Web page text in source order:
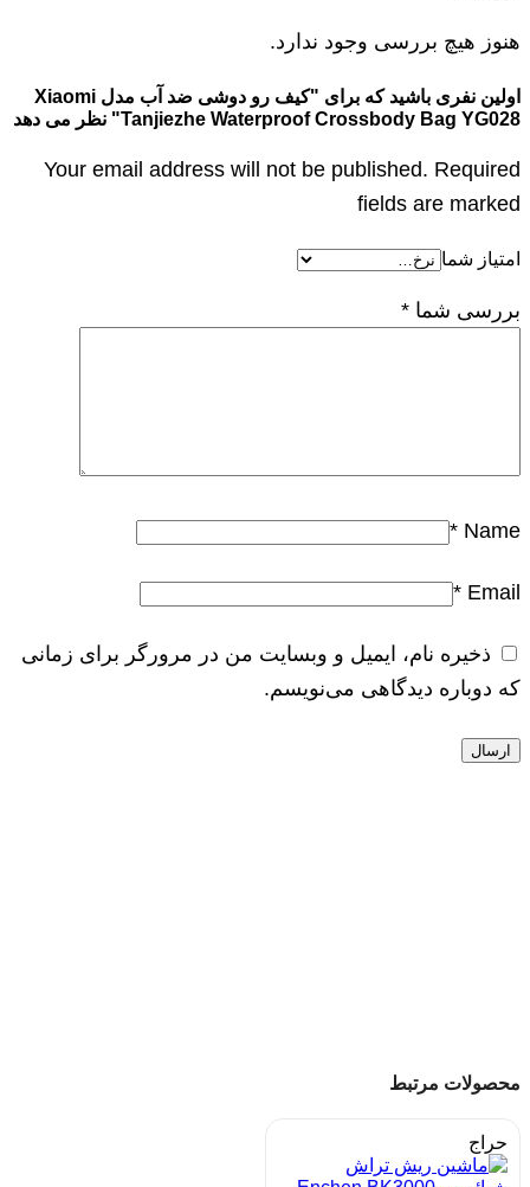
هنوز هیچ بررسی وجود ندارد.
اولین نفری باشید که برای "کیف رو دوشی ضد آب مدل Xiaomi
Tanjiezhe Waterproof Crossbody Bag YG028" نظر می دهد
Your email address will not be published. Required
fields are marked
امتیاز شما
بررسی شما *
Name
*
Email
*
ذخیره نام، ایمیل و وبسایت من در مرورگر برای زمانی
که دوباره دیدگاهی می‌نویسم.
محصولات مرتبط
حراج